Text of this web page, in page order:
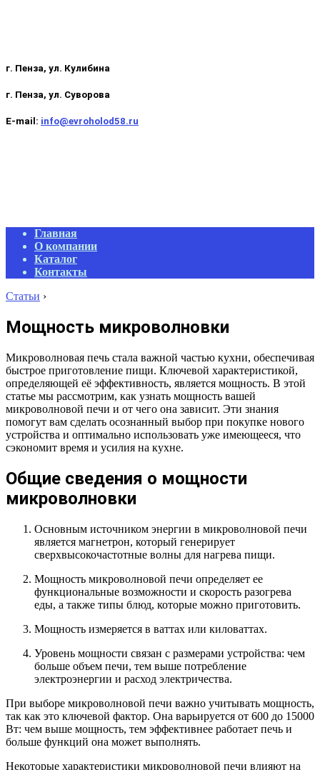
г. Пенза, ул. Кулибина
г. Пенза, ул. Суворова
E-mail: info@evroholod58.ru
Primary
Navigation
Menu
Главная
О компании
Каталог
Контакты
Статьи ›
Мощность микроволновки
Микроволновая печь стала важной частью кухни, обеспечивая
быстрое приготовление пищи. Ключевой характеристикой,
определяющей её эффективность, является мощность. В этой
статье мы рассмотрим, как узнать мощность вашей
микроволновой печи и от чего она зависит. Эти знания
помогут вам сделать осознанный выбор при покупке нового
устройства и оптимально использовать уже имеющееся, что
сэкономит время и усилия на кухне.
Общие сведения о мощности
микроволновки
Основным источником энергии в микроволновой печи
является магнетрон, который генерирует
сверхвысокочастотные волны для нагрева пищи.
Мощность микроволновой печи определяет ее
функциональные возможности и скорость разогрева
еды, а также типы блюд, которые можно приготовить.
Мощность измеряется в ваттах или киловаттах.
Уровень мощности связан с размерами устройства: чем
больше объем печи, тем выше потребление
электроэнергии и расход электричества.
При выборе микроволновой печи важно учитывать мощность,
так как это ключевой фактор. Она варьируется от 600 до 15000
Вт: чем выше мощность, тем эффективнее работает печь и
больше функций она может выполнять.
Некоторые характеристики микроволновой печи влияют на